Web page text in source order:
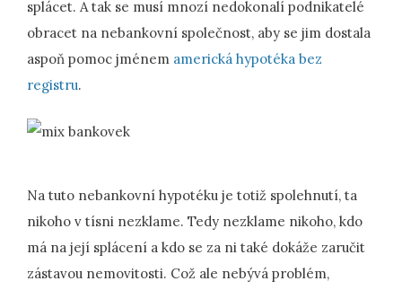
splácet. A tak se musí mnozí nedokonalí podnikatelé
obracet na nebankovní společnost, aby se jim dostala
aspoň pomoc jménem americká hypotéka bez
registru.
Na tuto nebankovní hypotéku je totiž spolehnutí, ta
nikoho v tísni nezklame. Tedy nezklame nikoho, kdo
má na její splácení a kdo se za ni také dokáže zaručit
zástavou nemovitosti. Což ale nebývá problém,